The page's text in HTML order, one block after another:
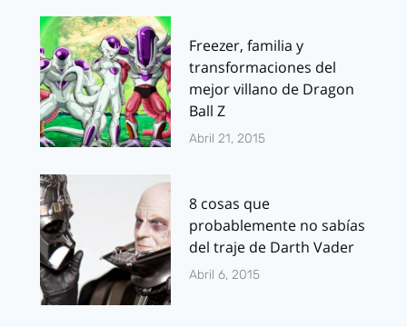
Freezer, familia y
transformaciones del
mejor villano de Dragon
Ball Z
Abril 21, 2015
8 cosas que
probablemente no sabías
del traje de Darth Vader
Abril 6, 2015